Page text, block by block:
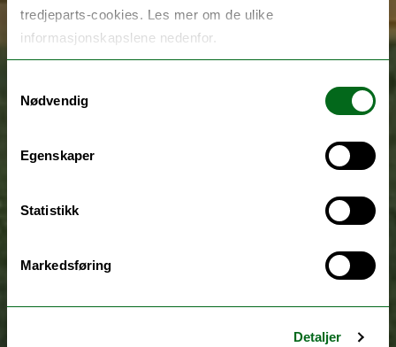
tredjeparts-cookies. Les mer om de ulike
informasjonskapslene nedenfor.
Nødvendig
Egenskaper
Statistikk
Markedsføring
Detaljer